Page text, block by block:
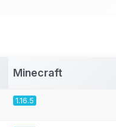
Minecraft
1.16.5